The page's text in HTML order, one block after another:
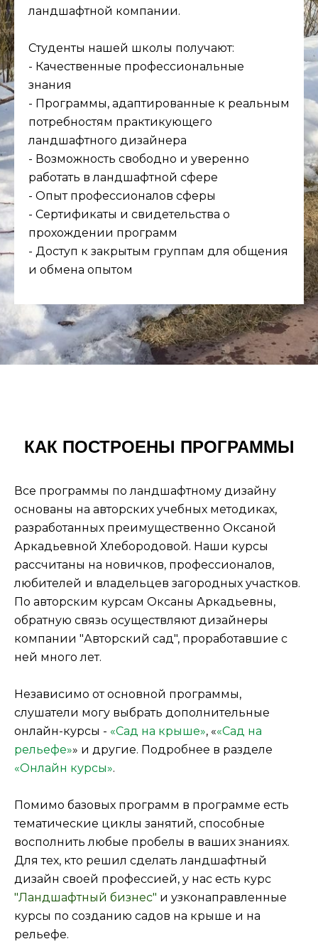
ландшафтной компании.
Студенты нашей школы получают:
- Качественные профессиональные
знания
- Программы, адаптированные к реальным
потребностям практикующего
ландшафтного дизайнера
- Возможность свободно и уверенно
работать в ландшафтной сфере
- Опыт профессионалов сферы
- Сертификаты и свидетельства о
прохождении программ
- Доступ к закрытым группам для общения
и обмена опытом
КАК ПОСТРОЕНЫ ПРОГРАММЫ
Все программы по ландшафтному дизайну
основаны на авторских учебных методиках,
разработанных преимущественно Оксаной
Аркадьевной Хлебородовой. Наши курсы
рассчитаны на новичков, профессионалов,
любителей и владельцев загородных участков.
По авторским курсам Оксаны Аркадьевны,
обратную связь осуществляют дизайнеры
компании "Авторский сад", проработавшие с
ней много лет.
Независимо от основной программы,
слушатели могу выбрать дополнительные
онлайн-курсы - «Сад на крыше», ««Сад на
рельефе»» и другие. Подробнее в разделе
«Онлайн курсы».
Помимо базовых программ в программе есть
тематические циклы занятий, способные
восполнить любые пробелы в ваших знаниях.
Для тех, кто решил сделать ландшафтный
дизайн своей профессией, у нас есть курс
"Ландшафтный бизнес" и узконаправленные
курсы по созданию садов на крыше и на
рельефе.